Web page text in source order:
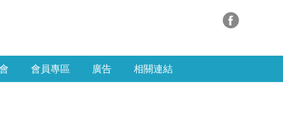
會員專區 廣告 相關連結